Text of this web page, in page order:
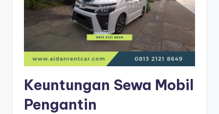
Keuntungan Sewa Mobil
Pengantin